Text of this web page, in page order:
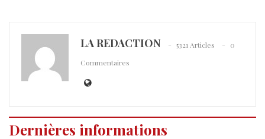
LA REDACTION 5321 Articles
0
Commentaires
Dernières informations